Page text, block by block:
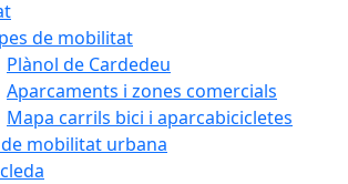
de mobilitat
Plànol de Cardedeu
Aparcaments i zones comercials
Mapa carrils bici i aparcabicicletes
de mobilitat urbana